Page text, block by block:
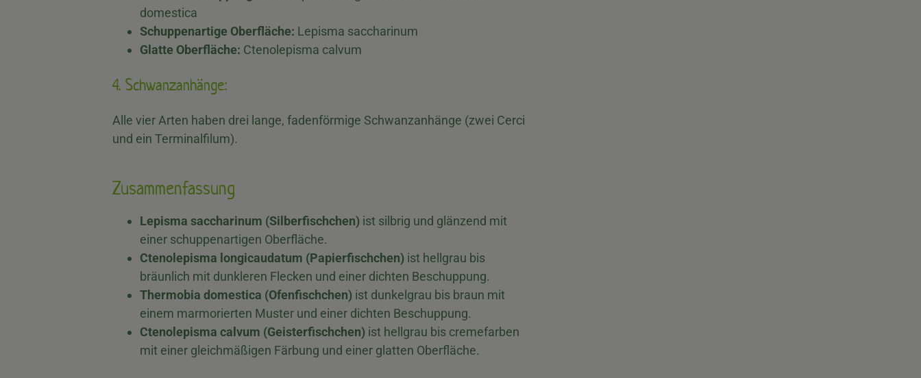
domestica
Schuppenartige Oberfläche: Lepisma saccharinum
Glatte Oberfläche: Ctenolepisma calvum
4. Schwanzanhänge:
Alle vier Arten haben drei lange, fadenförmige Schwanzanhänge (zwei Cerci
und ein Terminalfilum).
Zusammenfassung
Lepisma saccharinum (Silberfischchen)ist silbrig und glänzend mit
einer schuppenartigen Oberfläche.
Ctenolepisma longicaudatum (Papierfischchen)ist hellgrau bis
bräunlich mit dunkleren Flecken und einer dichten Beschuppung.
Thermobia domestica (Ofenfischchen)ist dunkelgrau bis braun mit
einem marmorierten Muster und einer dichten Beschuppung.
Ctenolepisma calvum (Geisterfischchen)ist hellgrau bis cremefarben
mit einer gleichmäßigen Färbung und einer glatten Oberfläche.